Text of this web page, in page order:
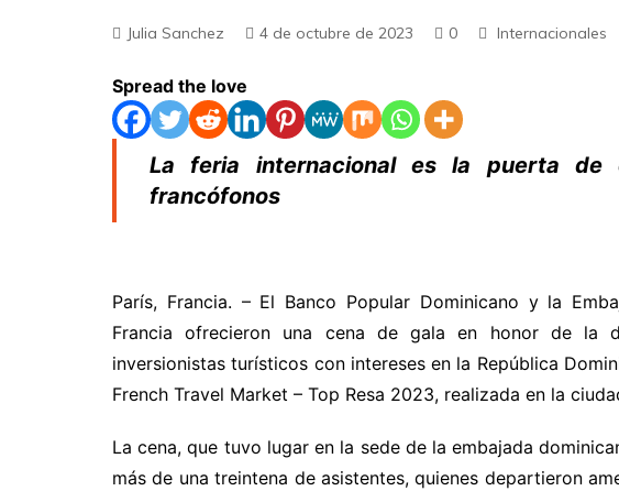
Julia Sanchez 4 de octubre de 2023 0 Internacionales
Spread the love
La feria internacional es la puerta de
francófonos
París, Francia. – El Banco Popular Dominicano y la
Francia ofrecieron una cena de gala en honor de la
inversionistas turísticos con intereses en la República
French Travel Market – Top Resa 2023, realizada en la
La cena, que tuvo lugar en la sede de la embajada
más de una treintena de asistentes, quienes departieron